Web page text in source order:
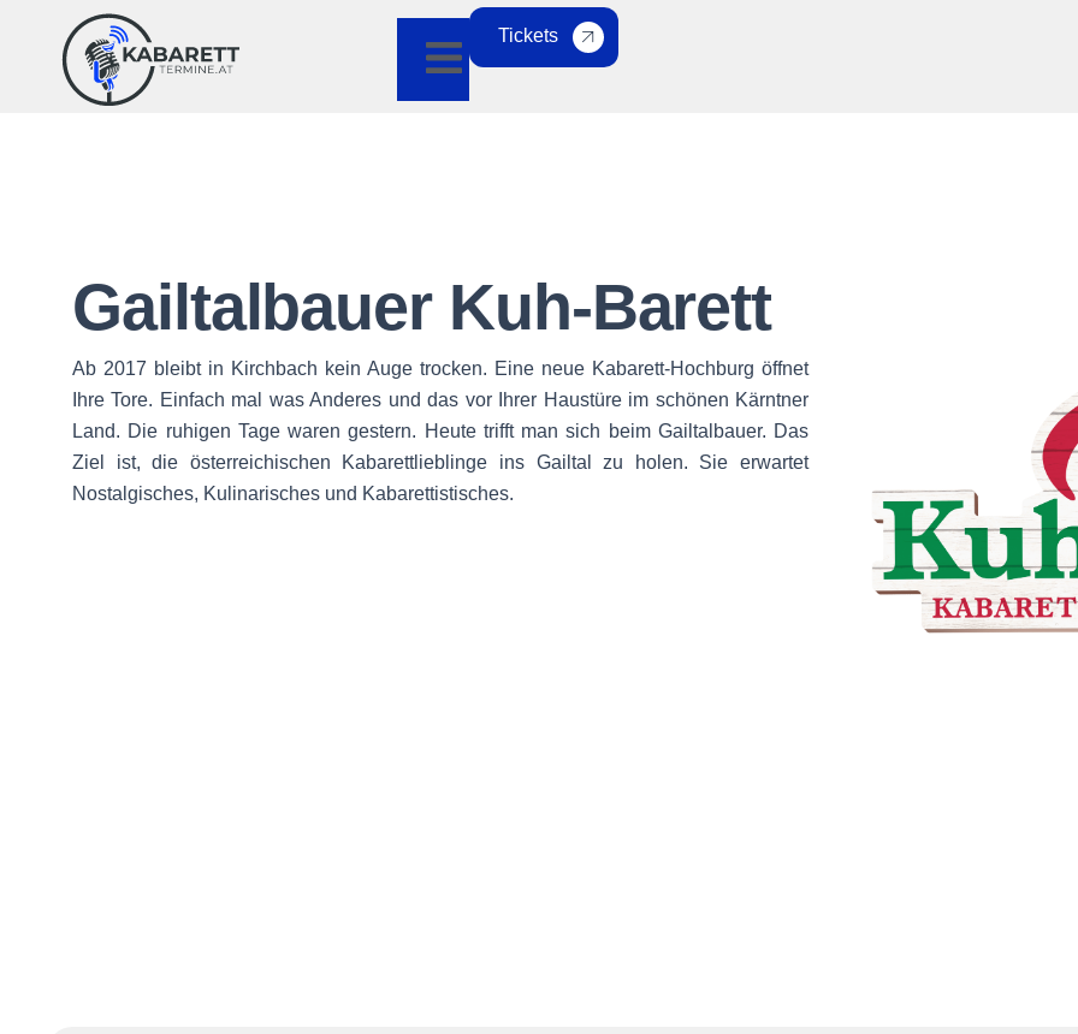
Tickets
Gailtalbauer Kuh-Barett
Ab 2017 bleibt in Kirchbach kein Auge trocken. Eine neue Kabarett-Hochburg öffnet
Ihre Tore. Einfach mal was Anderes und das vor Ihrer Haustüre im schönen Kärntner
Land. Die ruhigen Tage waren gestern. Heute trifft man sich beim Gailtalbauer. Das
Ziel ist, die österreichischen Kabarettlieblinge ins Gailtal zu holen. Sie erwartet
Nostalgisches, Kulinarisches und Kabarettistisches.